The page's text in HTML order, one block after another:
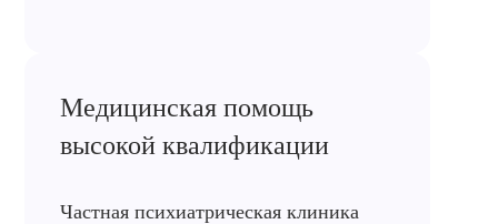
Медицинская помощь
высокой квалификации
Частная психиатрическая клиника